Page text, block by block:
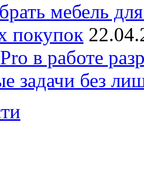
мебель
покупок
в работе
задачи без